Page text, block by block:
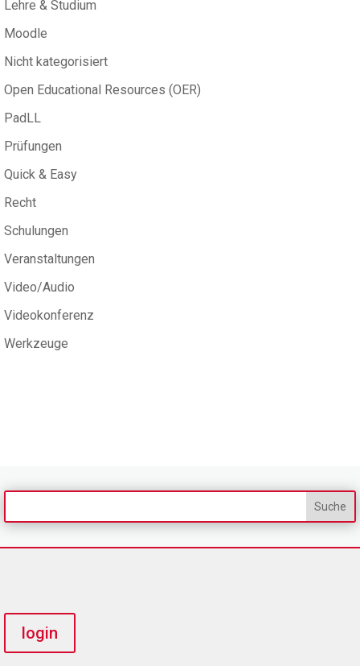
Lehre & Studium
Moodle
Nicht kategorisiert
Open Educational Resources (OER)
PadLL
Prüfungen
Quick & Easy
Recht
Schulungen
Veranstaltungen
Video/Audio
Videokonferenz
Werkzeuge
login